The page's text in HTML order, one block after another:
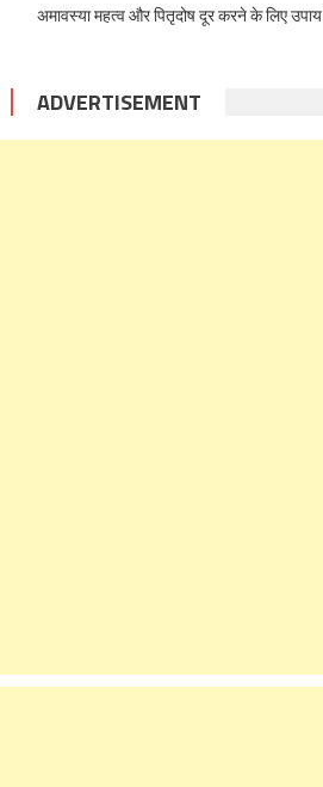
अमावस्या महत्व और पितृदोष दूर करने के लिए उपाय
ADVERTISEMENT